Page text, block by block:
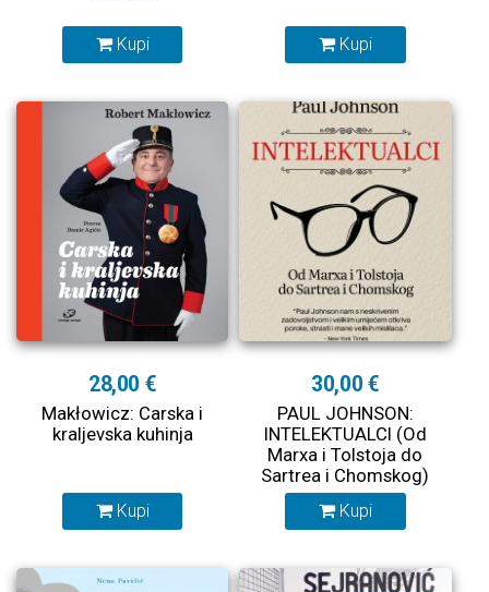
Kupi Kupi
28,00 €
Makłowicz: Carska i
kraljevska kuhinja
Kupi
30,00 €
PAUL JOHNSON:
INTELEKTUALCI (Od
Marxa i Tolstoja do
Sartrea i Chomskog)
Kupi